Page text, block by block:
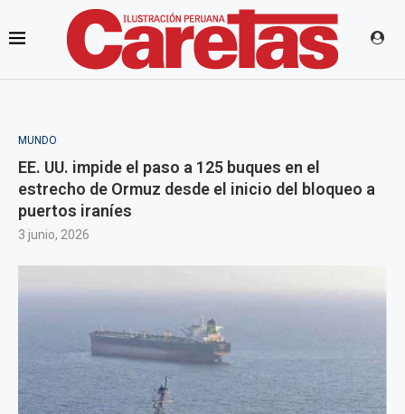
MUNDO
EE. UU. impide el paso a 125 buques en el
estrecho de Ormuz desde el inicio del bloqueo a
puertos iraníes
3 junio, 2026